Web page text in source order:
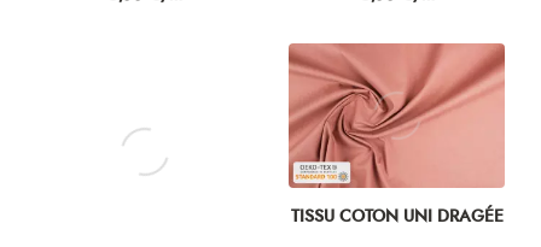
TISSU COTON UNI VIEUX
ROSE
TISSU COTON UNI DRAGÉE
Prix
6,99 €/m